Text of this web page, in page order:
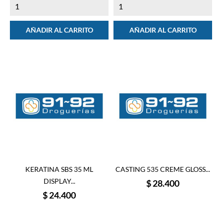
AÑADIR AL CARRITO AÑADIR AL CARRITO
KERATINA SBS 35 ML
DISPLAY...
Precio
$ 24.400
CASTING 535 CREME GLOSS...
Precio
$ 28.400